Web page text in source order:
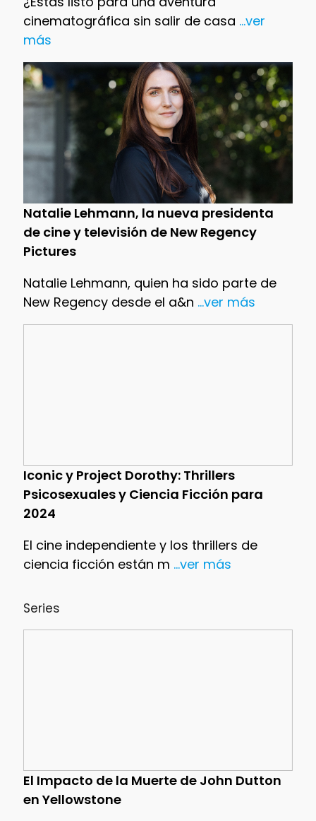
cinematográfica sin salir de casa ...ver
más
Natalie Lehmann, la nueva presidenta
de cine y televisión de New Regency
Pictures
Natalie Lehmann, quien ha sido parte de
New Regency desde el a&n ...ver más
Iconic y Project Dorothy: Thrillers
Psicosexuales y Ciencia Ficción para
2024
El cine independiente y los thrillers de
ciencia ficción están m ...ver más
Series
El Impacto de la Muerte de John Dutton
en Yellowstone